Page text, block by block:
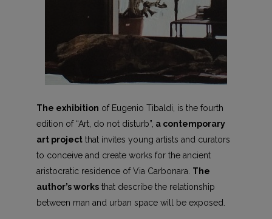
The exhibition of Eugenio Tibaldi, is the fourth
edition of “Art, do not disturb”, a contemporary
art projectthat invites young artists and curators
to conceive and create works for the ancient
aristocratic residence of Via Carbonara. The
author’s worksthat describe the relationship
between man and urban space will be exposed.